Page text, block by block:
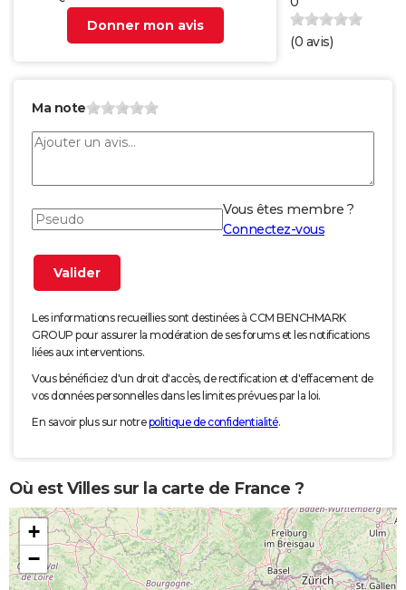
Donner mon avis
(0 avis)
Ma note
Vous êtes membre ?
Connectez-vous
Les informations recueillies sont destinées à CCM BENCHMARK
GROUP pour assurer la modération de ses forums et les notifications
liées aux interventions.
Vous bénéficiez d'un droit d'accès, de rectification et d'effacement de
vos données personnelles dans les limites prévues par la loi.
En savoir plus sur notrepolitique de confidentialité.
Où est Villes sur la carte de France ?
+
−